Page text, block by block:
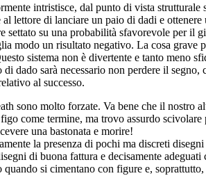
intristisce, dal punto di vista
al lettore di lanciare un paio di dadi e
settato su una probabilità sfavorevole per il
modo un risultato negativo. La cosa grave
sistema non è divertente e tanto meno
di dado sarà necessario non perdere il
al successo.
sono molto forzate. Va bene che il nostro
come termine, ma trovo assurdo
una bastonata e morire!
la presenza di pochi ma discreti
di buona fattura e decisamente
quando si cimentano con figure e,